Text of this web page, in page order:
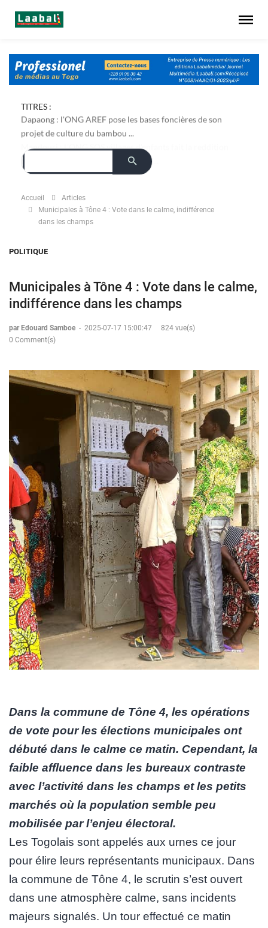
TITRES :
Dapaong : l'ONG AREF pose les bases foncières de son
projet de culture du bambou ...
Accueil
Articles
Municipales à Tône 4 : Vote dans le calme, indifférence
dans les champs
POLITIQUE
Municipales à Tône 4 : Vote dans le calme,
indifférence dans les champs
par Edouard Samboe - 2025-07-17 15:00:47
824 vue(s)
0 Comment(s)
Dans la commune de Tône 4, les opérations
de vote pour les élections municipales ont
débuté dans le calme ce matin. Cependant, la
faible affluence dans les bureaux contraste
avec l’activité dans les champs et les petits
marchés où la population semble peu
mobilisée par l’enjeu électoral.
Les Togolais sont appelés aux urnes ce jour
pour élire leurs représentants municipaux. Dans
la commune de Tône 4, le scrutin s’est ouvert
dans une atmosphère calme, sans incidents
majeurs signalés. Un tour effectué ce matin